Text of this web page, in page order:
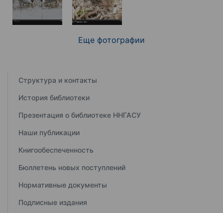
Еще фотографии
Структура и контакты
История библиотеки
Презентация о библиотеке ННГАСУ
Наши публикации
Книгообеспеченность
Бюллетень новых поступлений
Нормативные документы
Подписные издания